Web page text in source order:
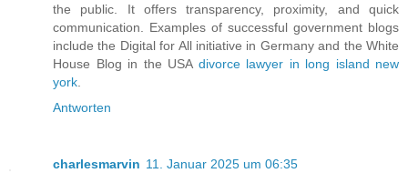
the public. It offers transparency, proximity, and quick
communication. Examples of successful government blogs
include the Digital for All initiative in Germany and the White
House Blog in the USA divorce lawyer in long island new
york.
Antworten
charlesmarvin 11. Januar 2025 um 06:35